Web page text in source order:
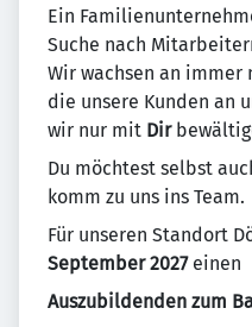
Ein
Suche nach
Wir wachsen an immer
die unsere Kunden an
wir nur mit Dir
Du möchtest selbst
komm zu uns ins Team.
Für unseren Standort
September 2027einen
Auszubildenden zum